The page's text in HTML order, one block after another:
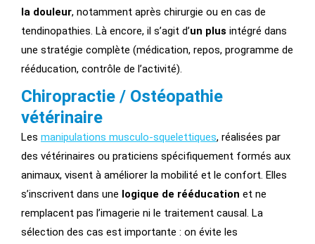
la douleur, notamment après chirurgie ou en cas de
tendinopathies. Là encore, il s’agit d’un plus intégré dans
une stratégie complète (médication, repos, programme de
rééducation, contrôle de l’activité).
Chiropractie / Ostéopathie
vétérinaire
Les manipulations musculo-squelettiques, réalisées par
des vétérinaires ou praticiens spécifiquement formés aux
animaux, visent à améliorer la mobilité et le confort. Elles
s’inscrivent dans une logique de rééducation et ne
remplacent pas l’imagerie ni le traitement causal. La
sélection des cas est importante : on évite les